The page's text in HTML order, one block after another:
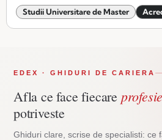
Studii Universitare de Master
EDEX · GHIDURI DE CARIERA
Afla ce face fiecare profesie
potriveste
Ghiduri clare, scrise de specialisti: ce